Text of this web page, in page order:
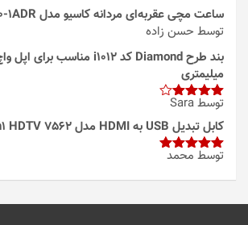
ساعت مچی عقربه‌ای مردانه کاسیو مدل GBA-800-1ADR
توسط حسن زاده
میلیمتری
امتیاز4
از 5
توسط Sara
کابل تبدیل USB به HDMI مدل 3in1 HDTV 7562
امتیاز5از
توسط محمد